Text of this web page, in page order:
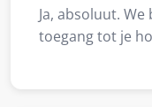
Ja, absoluut.
toegang tot je